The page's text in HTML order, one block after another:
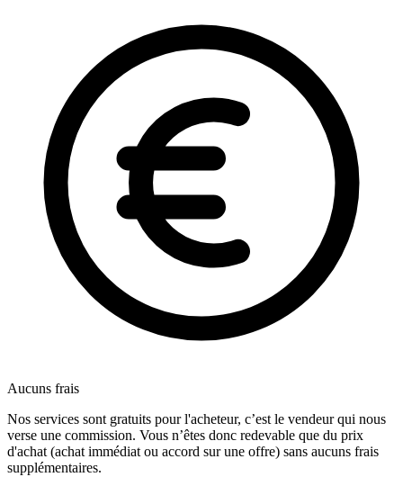
Aucuns frais
Nos services sont gratuits pour l'acheteur, c’est le vendeur qui nous
verse une commission. Vous n’êtes donc redevable que du prix
d'achat (achat immédiat ou accord sur une offre) sans aucuns frais
supplémentaires.